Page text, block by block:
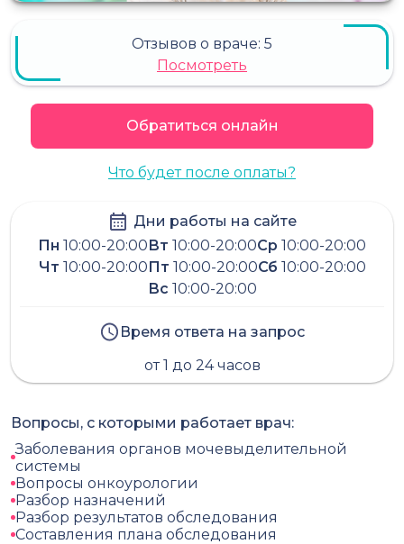
Отзывов о враче: 5
Посмотреть
Обратиться онлайн
Что будет после оплаты?
Дни работы на сайте
Пн 10:00-20:00Вт 10:00-20:00Ср 10:00-20:00
Чт 10:00-20:00Пт 10:00-20:00Сб 10:00-20:00
Вс 10:00-20:00
Время ответа на запрос
от 1 до 24 часов
Вопросы, с которыми работает врач:
Заболевания органов мочевыделительной
системы
Вопросы онкоурологии
Разбор назначений
Разбор результатов обследования
Составления плана обследования